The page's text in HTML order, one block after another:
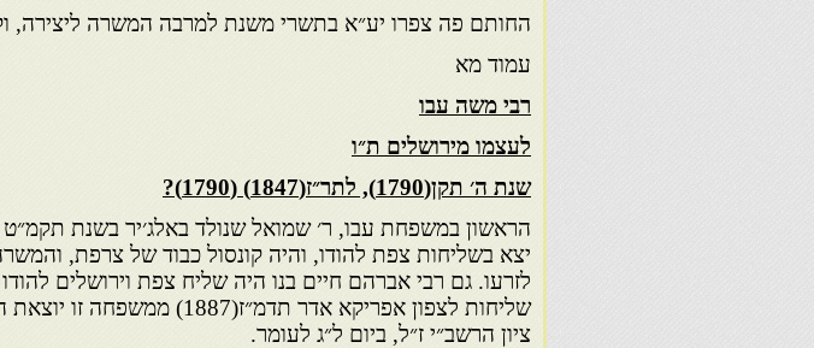
החותם פה צפרו יע״א בתשרי משנת למרבה המשרה ליצירה,
עמוד מא
רבי משה עבו
לעצמו מירושלים ת״ו
שנת ה׳ תקן(1790), לתר״ז(1847) (1790)?
יצא בשליחות צפת להודו, והיה קונסול כבוד של צרפת,
שליחות לצפון אפריקא אדר
ציון הרשב״י ז״ל, ביום ל״ג לעומר.